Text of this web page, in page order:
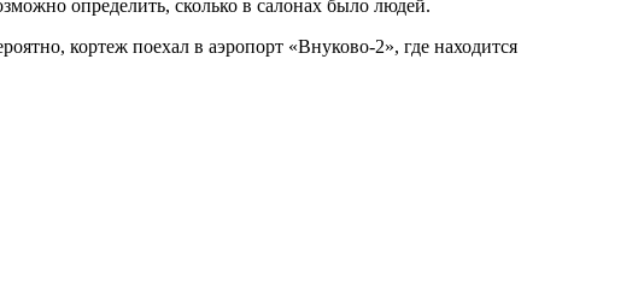
определить, сколько в салонах было людей.
кортеж поехал в аэропорт «Внуково-2», где находится